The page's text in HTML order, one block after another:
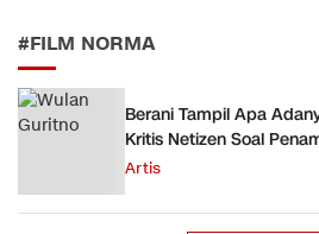
#FILM NORMA
Berani Tampil Apa
Kritis Netizen Soal
Artis